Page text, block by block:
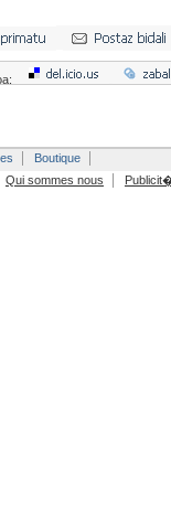
Boutique
Qui sommes nous